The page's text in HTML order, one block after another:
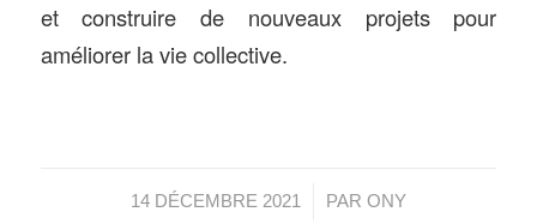
et construire de nouveaux projets pour
améliorer la vie collective.
14 DÉCEMBRE 2021
/ PAR ONY